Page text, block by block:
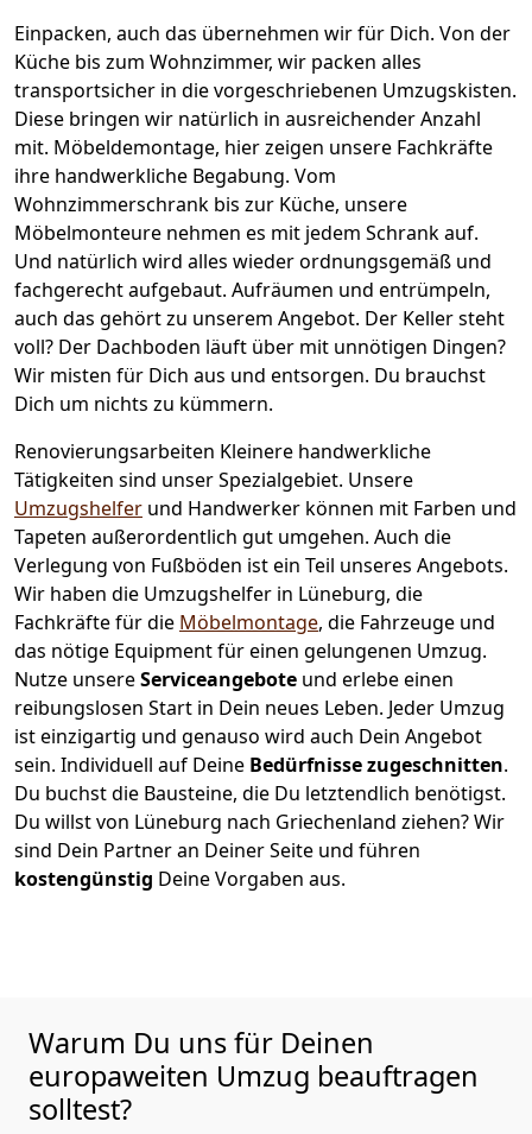
Einpacken, auch das übernehmen wir für Dich. Von der
Küche bis zum Wohnzimmer, wir packen alles
transportsicher in die vorgeschriebenen Umzugskisten.
Diese bringen wir natürlich in ausreichender Anzahl
mit. Möbeldemontage, hier zeigen unsere Fachkräfte
ihre handwerkliche Begabung. Vom
Wohnzimmerschrank bis zur Küche, unsere
Möbelmonteure nehmen es mit jedem Schrank auf.
Und natürlich wird alles wieder ordnungsgemäß und
fachgerecht aufgebaut. Aufräumen und entrümpeln,
auch das gehört zu unserem Angebot. Der Keller steht
voll? Der Dachboden läuft über mit unnötigen Dingen?
Wir misten für Dich aus und entsorgen. Du brauchst
Dich um nichts zu kümmern.
Renovierungsarbeiten Kleinere handwerkliche
Tätigkeiten sind unser Spezialgebiet. Unsere
Umzugshelfer und Handwerker können mit Farben und
Tapeten außerordentlich gut umgehen. Auch die
Verlegung von Fußböden ist ein Teil unseres Angebots.
Wir haben die Umzugshelfer in Lüneburg, die
Fachkräfte für die Möbelmontage, die Fahrzeuge und
das nötige Equipment für einen gelungenen Umzug.
Nutze unsereServiceangebote und erlebe einen
reibungslosen Start in Dein neues Leben. Jeder Umzug
ist einzigartig und genauso wird auch Dein Angebot
sein. Individuell auf Deine Bedürfnisse zugeschnitten.
Du buchst die Bausteine, die Du letztendlich benötigst.
Du willst von Lüneburg nach Griechenland ziehen? Wir
sind Dein Partner an Deiner Seite und führen
kostengünstig Deine Vorgaben aus.
Warum Du uns für Deinen
europaweiten Umzug beauftragen
solltest?